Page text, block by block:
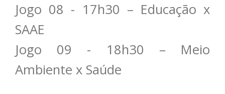
Jogo 08 - 17h30 – Educação x
SAAE
Jogo 09 - 18h30 – Meio
Ambiente x Saúde